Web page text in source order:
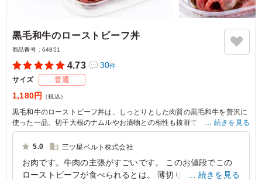
黒毛和牛のローストビーフ丼
商品番号： 64851
4.73 30件
サイズ 普通
1,180円 （税込）
黒毛和牛のローストビーフ丼は、しっとりとした肉質の黒毛和牛を贅沢に
使った一品。切干大根のナムルやお漬物との相性も抜群です。特別な会食
や大事なお集りの席にぴったり。肉勝本店の自信作をぜひご賞味くださ
い。
※部位や肉質に合わせた最適なカットにより枚数が写真と異なる場合がご
ざいますが、1人前のグラム数は同一です。
続きを見る
5.0 三ツ星ベルト株式会社
お肉です。牛肉の主張がすごいです。 このお値段でこの
ローストビーフが食べられるとは。 薄切りのお肉は柔ら
続きを見る